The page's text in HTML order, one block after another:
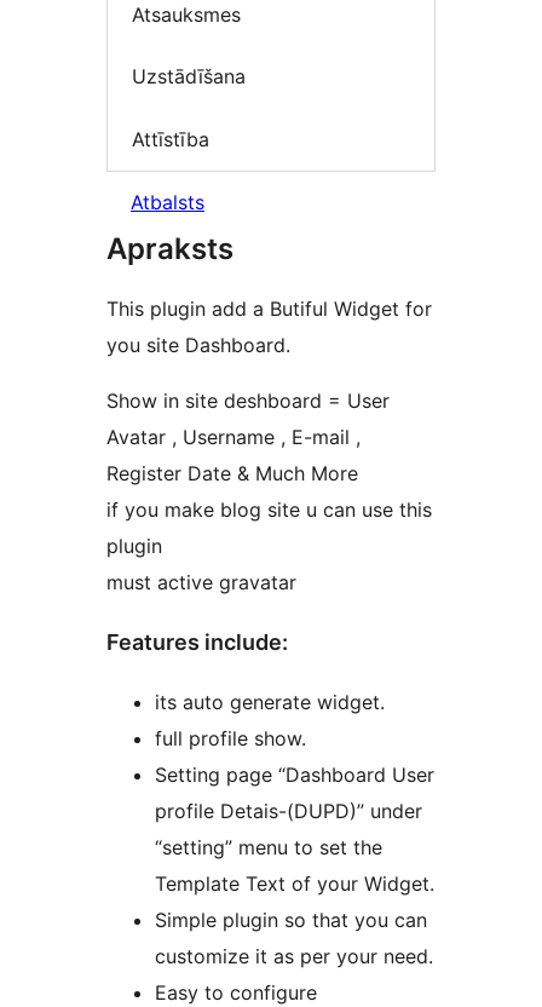
Atsauksmes
Uzstādīšana
Attīstība
Atbalsts
Apraksts
This plugin add a Butiful Widget for
you site Dashboard.
Show in site deshboard = User
Avatar , Username , E-mail ,
Register Date & Much More
if you make blog site u can use this
plugin
must active gravatar
Features include:
its auto generate widget.
full profile show.
Setting page “Dashboard User
profile Detais-(DUPD)” under
“setting” menu to set the
Template Text of your Widget.
Simple plugin so that you can
customize it as per your need.
Easy to configure